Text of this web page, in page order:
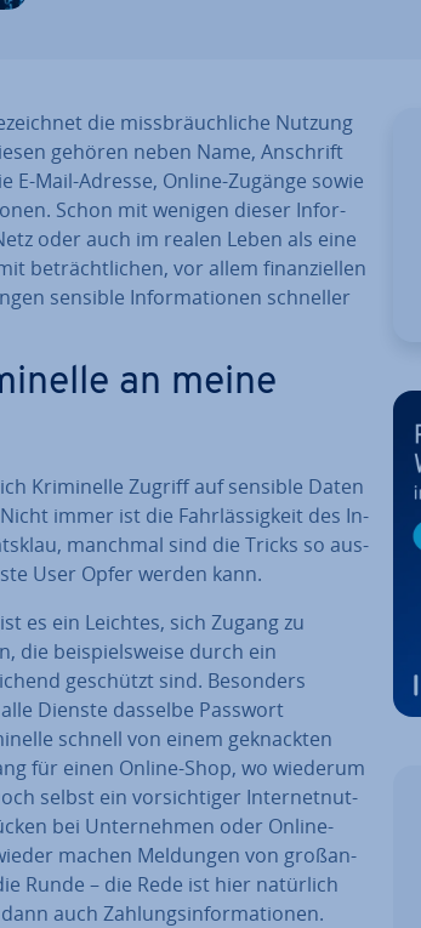
die miss­bräuch­li­che Nutzung
gehören neben Name, Anschrift
Mail-Adresse, Online-Zugänge sowie
Schon mit wenigen dieser In­for­
oder auch im realen Leben als eine
be­trächt­li­chen, vor allem fi­nan­zi­el­len
sensible In­for­ma­tio­nen schneller
an meine
Kri­mi­nel­le Zugriff auf sensible Daten
immer ist die Fahr­läs­sig­keit des In­
manchmal sind die Tricks so aus­
User Opfer werden kann.
es ein Leichtes, sich Zugang zu
die bei­spiels­wei­se durch ein
geschützt sind. Besonders
Dienste dasselbe Passwort
schnell von einem ge­knack­ten
für einen Online-Shop, wo wiederum
selbst ein vor­sich­ti­ger In­ter­net­nut­
bei Un­ter­neh­men oder Online-
machen Meldungen von groß­an­
Runde – die Rede ist hier natürlich
auch Zah­lungs­in­for­ma­tio­nen.